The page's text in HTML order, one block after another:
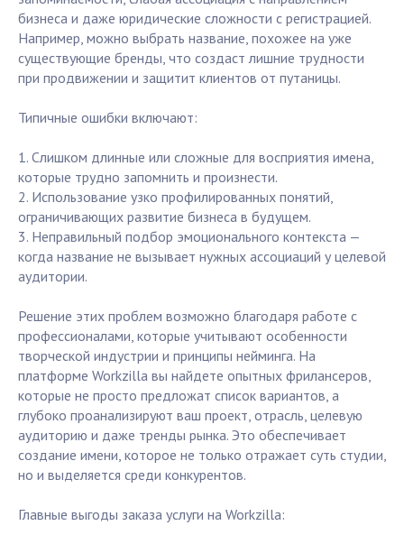
бизнеса и даже юридические сложности с регистрацией.
Например, можно выбрать название, похожее на уже
существующие бренды, что создаст лишние трудности
при продвижении и защитит клиентов от путаницы.
Типичные ошибки включают:
1. Слишком длинные или сложные для восприятия имена,
которые трудно запомнить и произнести.
2. Использование узко профилированных понятий,
ограничивающих развитие бизнеса в будущем.
3. Неправильный подбор эмоционального контекста —
когда название не вызывает нужных ассоциаций у целевой
аудитории.
Решение этих проблем возможно благодаря работе с
профессионалами, которые учитывают особенности
творческой индустрии и принципы нейминга. На
платформе Workzilla вы найдете опытных фрилансеров,
которые не просто предложат список вариантов, а
глубоко проанализируют ваш проект, отрасль, целевую
аудиторию и даже тренды рынка. Это обеспечивает
создание имени, которое не только отражает суть студии,
но и выделяется среди конкурентов.
Главные выгоды заказа услуги на Workzilla: